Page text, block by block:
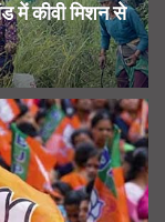
कीवी मिशन से